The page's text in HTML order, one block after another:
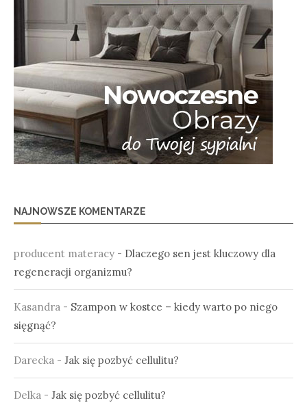
NAJNOWSZE KOMENTARZE
producent materacy - Dlaczego sen jest kluczowy dla
regeneracji organizmu?
Kasandra - Szampon w kostce – kiedy warto po niego
sięgnąć?
Darecka - Jak się pozbyć cellulitu?
Delka - Jak się pozbyć cellulitu?